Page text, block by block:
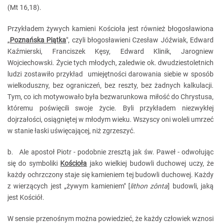
(Mt 16,18).
Przykładem żywych kamieni Kościoła jest również błogosławiona
„Poznańska Piątka", czyli błogosławieni Czesław Jóźwiak, Edward
Kaźmierski, Franciszek Kęsy, Edward Klinik, Jarogniew
Wojciechowski. Życie tych młodych, zaledwie ok. dwudziestoletnich
ludzi zostawiło przykład umiejętności darowania siebie w sposób
wielkoduszny, bez ograniczeń, bez reszty, bez żadnych kalkulacji.
Tym, co ich motywowało była bezwarunkowa miłość do Chrystusa,
któremu poświęcili swoje życie. Byli przykładem niezwykłej
dojrzałości, osiągniętej w młodym wieku. Wszyscy oni woleli umrzeć
w stanie łaski uświęcającej, niż zgrzeszyć.
b. Ale apostoł Piotr - podobnie zresztą jak św. Paweł - odwołując
się do symboliki Kościoła jako wielkiej budowli duchowej uczy, że
każdy ochrzczony staje się kamieniem tej budowli duchowej. Każdy
z wierzących jest „żywym kamieniem" [lithon zônta] budowli, jaką
jest Kościół.
W sensie przenośnym można powiedzieć, że każdy człowiek wznosi